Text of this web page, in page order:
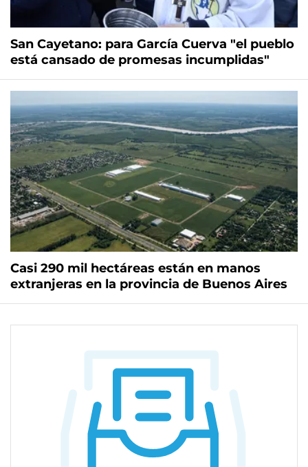
San Cayetano: para García Cuerva "el pueblo
está cansado de promesas incumplidas"
Casi 290 mil hectáreas están en manos
extranjeras en la provincia de Buenos Aires